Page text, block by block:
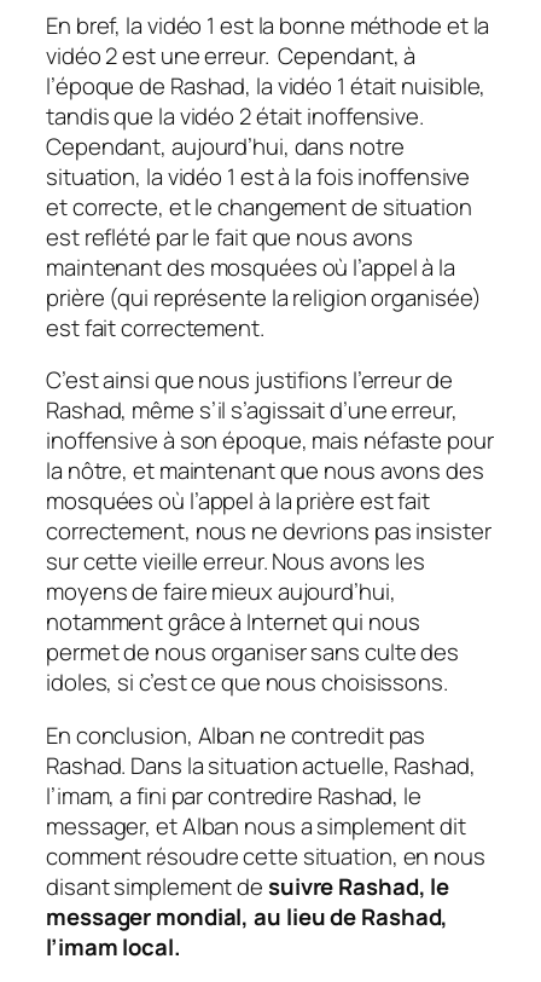
En bref, la vidéo 1 est la bonne méthode et la
vidéo 2 est une erreur. Cependant, à
l’époque de Rashad, la vidéo 1 était nuisible,
tandis que la vidéo 2 était inoffensive.
Cependant, aujourd’hui, dans notre
situation, la vidéo 1 est à la fois inoffensive
et correcte, et le changement de situation
est reflété par le fait que nous avons
maintenant des mosquées où l’appel à la
prière (qui représente la religion organisée)
est fait correctement.
C’est ainsi que nous justifions l’erreur de
Rashad, même s’il s’agissait d’une erreur,
inoffensive à son époque, mais néfaste pour
la nôtre, et maintenant que nous avons des
mosquées où l’appel à la prière est fait
correctement, nous ne devrions pas insister
sur cette vieille erreur. Nous avons les
moyens de faire mieux aujourd’hui,
notamment grâce à Internet qui nous
permet de nous organiser sans culte des
idoles, si c’est ce que nous choisissons.
En conclusion, Alban ne contredit pas
Rashad. Dans la situation actuelle, Rashad,
l’imam, a fini par contredire Rashad, le
messager, et Alban nous a simplement dit
comment résoudre cette situation, en nous
disant simplement desuivre Rashad, le
messager mondial, au lieu de Rashad,
l’imam local.